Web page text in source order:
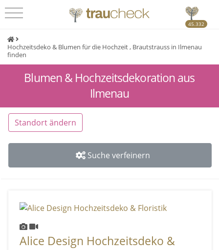
45.332
Hochzeitsdeko & Blumen für die Hochzeit , Brautstrauss in Ilmenau
finden
Blumen & Hochzeitsdekoration aus
Ilmenau
Standort ändern
Suche verfeinern
Alice Design Hochzeitsdeko &